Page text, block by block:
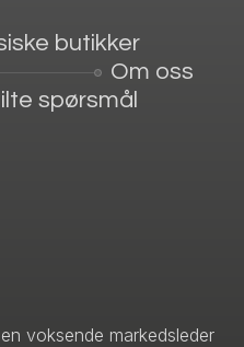
butikker
Om oss
spørsmål
voksende markedsleder